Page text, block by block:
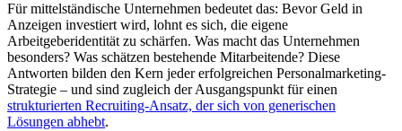
Für mittelständische Unternehmen bedeutet das: Bevor Geld in
Anzeigen investiert wird, lohnt es sich, die eigene
Arbeitgeberidentität zu schärfen. Was macht das Unternehmen
besonders? Was schätzen bestehende Mitarbeitende? Diese
Antworten bilden den Kern jeder erfolgreichen Personalmarketing-
Strategie – und sind zugleich der Ausgangspunkt für einen
strukturierten Recruiting-Ansatz, der sich von generischen
Lösungen abhebt.